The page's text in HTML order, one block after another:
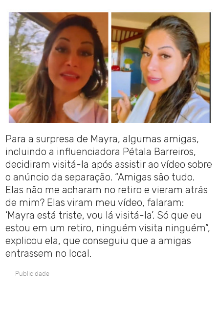
Para a surpresa de Mayra, algumas amigas,
incluindo a influenciadora Pétala Barreiros,
decidiram visitá-la após assistir ao vídeo sobre
o anúncio da separação. “Amigas são tudo.
Elas não me acharam no retiro e vieram atrás
de mim? Elas viram meu vídeo, falaram:
‘Mayra está triste, vou lá visitá-la’. Só que eu
estou em um retiro, ninguém visita ninguém”,
explicou ela, que conseguiu que a amigas
entrassem no local.
Publicidade